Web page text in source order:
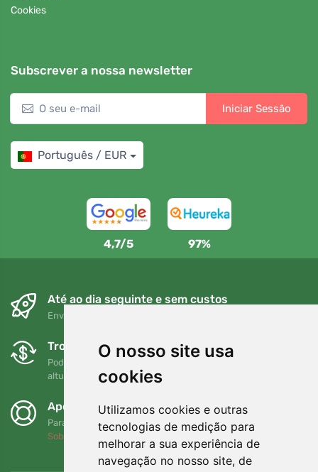
O nosso site usa
cookies
Utilizamos cookies e outras
tecnologias de medição para
melhorar a sua experiência de
navegação no nosso site, de
Cookies
Subscrever a nossa newsletter
Iniciar Sessão
Português / EUR
4,7/5 97%
Até ao dia seguinte e sem custos
Envio gratuito para encomendas superiores a 80 EUR
Trocas e devoluções gratuitas
Pode devolver ou trocar a sua encomenda em qualquer
altura no prazo de 90 dias
Apoiamos a Trees.org
Para cada encomenda plantamos uma árvore! Leia mais
Sobre nós